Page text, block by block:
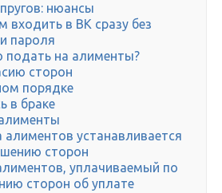
нюансы
входить в ВК сразу без
пароля
подать на алименты?
сторон
порядке
в браке
устанавливается
сторон
уплачиваемый по
сторон об уплате